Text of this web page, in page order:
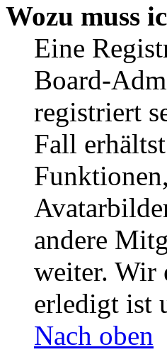
Wozu muss
Eine
Board-
registriert
Fall
andere
weiter. Wir
erledigt ist
Nach oben